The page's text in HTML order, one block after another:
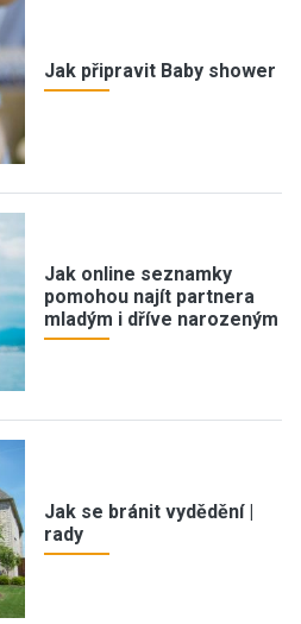
Jak připravit Baby shower
Jak online seznamky
pomohou najít partnera
mladým i dříve narozeným
Jak se bránit vydědění |
rady